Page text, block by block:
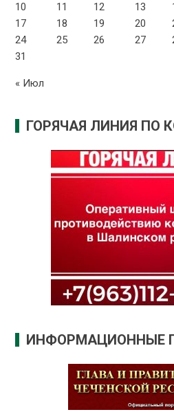
10
11 12 13
17
18 19 20
24
25 26 27
31
« Июл
ГОРЯЧАЯ ЛИНИЯ ПО
ИНФОРМАЦИОННЫЕ